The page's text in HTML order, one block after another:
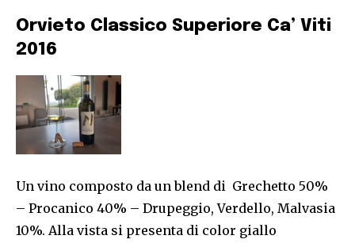
Orvieto Classico Superiore Ca’ Viti
2016
Un vino composto da un blend di Grechetto 50%
– Procanico 40% – Drupeggio, Verdello, Malvasia
10%. Alla vista si presenta di color giallo